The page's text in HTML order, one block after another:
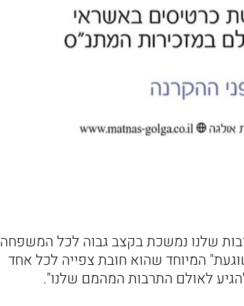
שלנו נמשכת בקצב גבוה לכל המשפחה
המיוחד שהוא חובת צפייה לכל אחד
לאולם התרבות המהמם שלנו".